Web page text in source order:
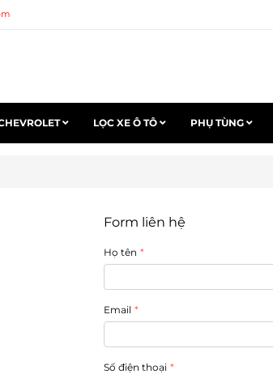
LỌC XE Ô TÔ PHỤ TÙNG
Form liên hệ
Họ tên
Email
Số điện thoại